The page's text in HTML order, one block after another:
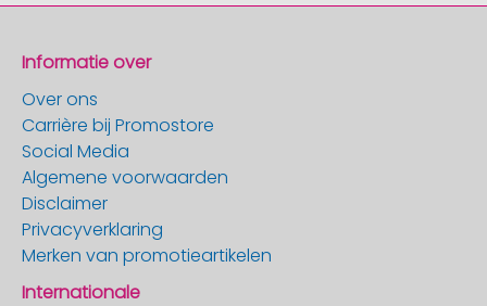
Informatie over
Over ons
Carrière bij Promostore
Social Media
Algemene voorwaarden
Disclaimer
Privacyverklaring
Merken van promotieartikelen
Internationale